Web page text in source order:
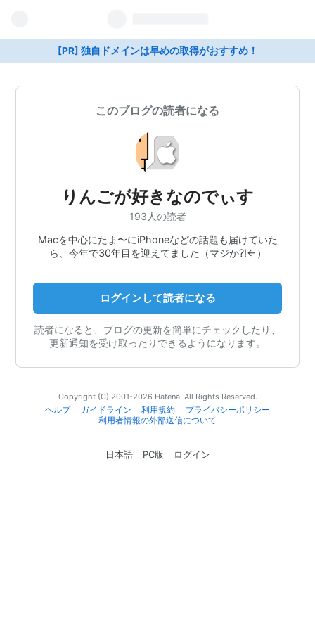
[PR] 独自ドメインは早めの取得がおすすめ！
このブログの読者になる
りんごが好きなのでぃす
193人の読者
Macを中心にたま〜にiPhoneなどの話題も届けていた
ら、今年で30年目を迎えてました（マジか?!←）
ログインして読者になる
読者になると、ブログの更新を簡単にチェックしたり、
更新通知を受け取ったりできるようになります。
Copyright (C) 2001-2026 Hatena. All Rights Reserved.
ヘルプ
ガイドライン 利用規約
プライバシーポリシー
利用者情報の外部送信について
日本語 PC版 ログイン